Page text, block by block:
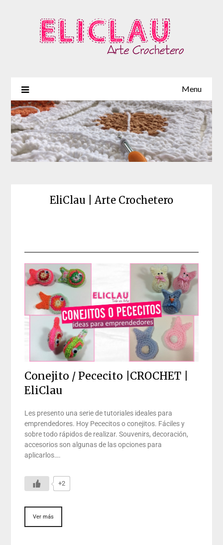
Menu
EliClau | Arte Crochetero
Conejito / Pececito |CROCHET |
EliClau
Les presento una serie de tutoriales ideales para
emprendedores. Hoy Pececitos o conejitos. Fáciles y
sobre todo rápidos de realizar. Souvenirs, decoración,
accesorios son algunas de las opciones para
aplicarlos….
+2
Ver más